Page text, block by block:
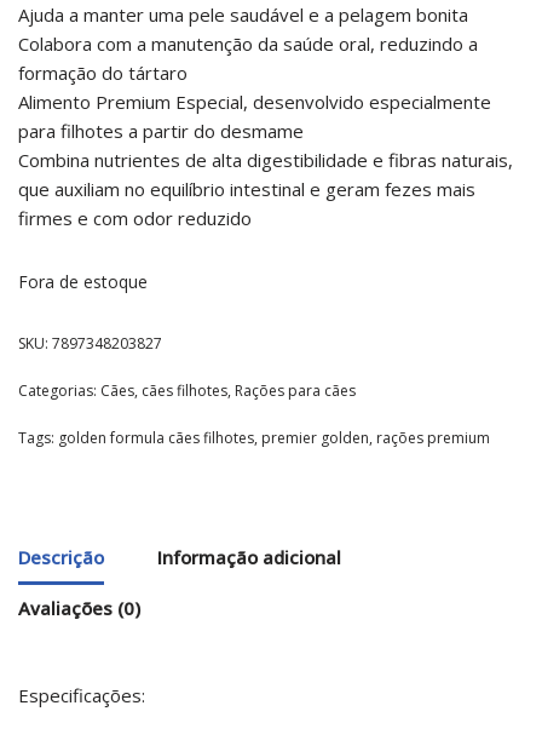
Ajuda a manter uma pele saudável e a pelagem bonita
Colabora com a manutenção da saúde oral, reduzindo a
formação do tártaro
Alimento Premium Especial, desenvolvido especialmente
para filhotes a partir do desmame
Combina nutrientes de alta digestibilidade e fibras naturais,
que auxiliam no equilíbrio intestinal e geram fezes mais
firmes e com odor reduzido
Fora de estoque
SKU: 7897348203827
Categorias: Cães, cães filhotes, Rações para cães
Tags: golden formula cães filhotes, premier golden, rações premium
Descrição Informação adicional
Avaliações (0)
Especificações: